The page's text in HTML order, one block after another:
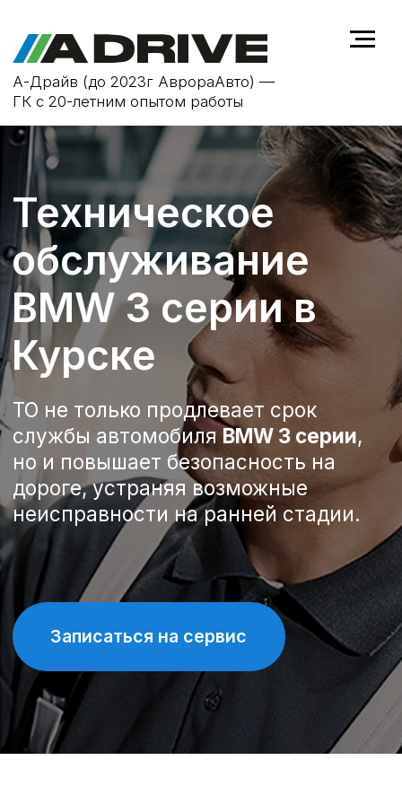
А-Драйв (до 2023г АврораАвто) —
Техническое
обслуживание
BMW 3 серии в
Курске
ТО не только продлевает срок
службы автомобиля BMW 3 серии
но и повышает безопасность на
дороге, устраняя возможные
неисправности на ранней стадии.
Записаться на сервис
Спецпредложения на
техническое обслуживание
BMW 3 серии